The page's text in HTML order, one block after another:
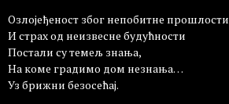
Озлојеђеност због непобитне прошлости
И страх од неизвесне будућности
Постали су темељ знања,
На коме градимо дом незнања…
Уз брижни безосећај.